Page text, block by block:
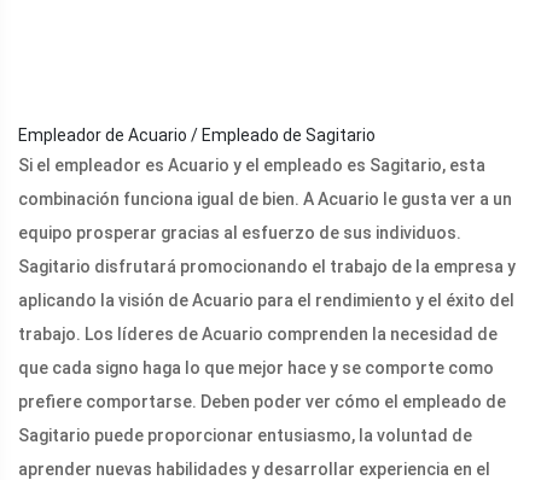
Empleador de Acuario / Empleado de Sagitario
Si el empleador es Acuario y el empleado es Sagitario, esta
combinación funciona igual de bien. A Acuario le gusta ver a un
equipo prosperar gracias al esfuerzo de sus individuos.
Sagitario disfrutará promocionando el trabajo de la empresa y
aplicando la visión de Acuario para el rendimiento y el éxito del
trabajo. Los líderes de Acuario comprenden la necesidad de
que cada signo haga lo que mejor hace y se comporte como
prefiere comportarse. Deben poder ver cómo el empleado de
Sagitario puede proporcionar entusiasmo, la voluntad de
aprender nuevas habilidades y desarrollar experiencia en el